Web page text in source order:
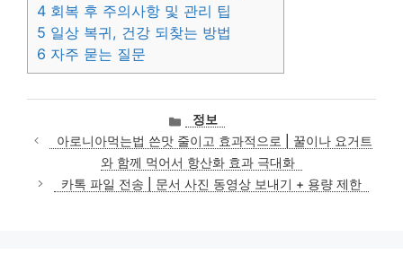
4 회복 후 주의사항 및 관리 팁
5 일상 복귀, 건강 되찾는 방법
6 자주 묻는 질문
카
테
고
리
정보
아로니아먹는법 쓴맛 줄이고 효과적으로 | 꿀이나 요거트
와 함께 먹어서 항산화 효과 극대화
카톡 파일 전송 | 문서 사진 동영상 보내기 + 용량 제한